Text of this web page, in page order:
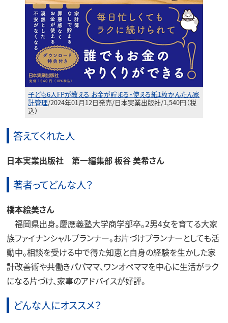
子ども6人FPが教える お金が貯まる・使える紙1枚かんたん家
計管理/2024年01月12日発売/日本実業出版社/1,540円（税
込）
答えてくれた人
日本実業出版社 第一編集部 板谷 美希さん
著者ってどんな人？
橋本絵美さん
福岡県出身。慶應義塾大学商学部卒。2男4女を育てる大家
族ファイナンシャルプランナー。お片づけプランナーとしても活
動中。相談を受ける中で得た知恵と自身の経験を生かした家
計改善術や共働きパパママ、ワンオペママを中心に生活がラク
になる片づけ、家事のアドバイスが好評。
どんな人にオススメ？